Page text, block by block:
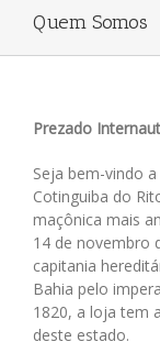
Quem Somos
Prezado
Seja bem-vindo
Cotinguiba do
maçônica mais
14 de novembro
capitania
Bahia pelo
1820, a loja tem
deste estado.